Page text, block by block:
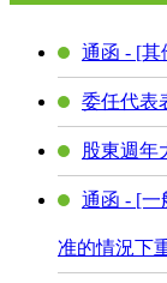
通函 - [其
委任代表
股東週年
通函 - [一
准的情況下